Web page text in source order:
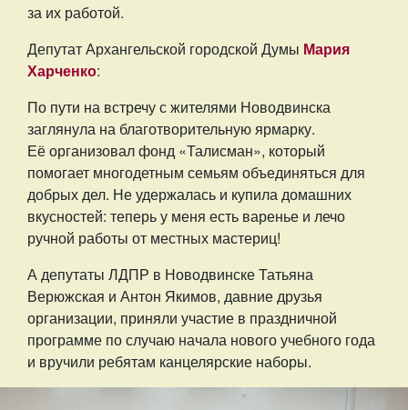
за их работой.
Депутат Архангельской городской Думы Мария
Харченко:
По пути на встречу с жителями Новодвинска
заглянула на благотворительную ярмарку.
Её организовал фонд «Талисман», который
помогает многодетным семьям объединяться для
добрых дел. Не удержалась и купила домашних
вкусностей: теперь у меня есть варенье и лечо
ручной работы от местных мастериц!
А депутаты ЛДПР в Новодвинске Татьяна
Верюжская и Антон Якимов, давние друзья
организации, приняли участие в праздничной
программе по случаю начала нового учебного года
и вручили ребятам канцелярские наборы.